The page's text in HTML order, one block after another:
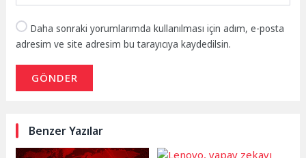
Daha sonraki yorumlarımda kullanılması için adım, e-posta
adresim ve site adresim bu tarayıcıya kaydedilsin.
GÖNDER
Benzer Yazılar